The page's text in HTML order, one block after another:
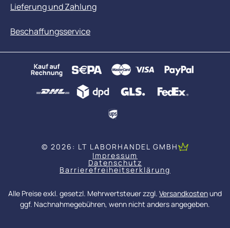
Lieferung und Zahlung
Beschaffungsservice
© 2026: LT LABORHANDEL GMBH
Impressum
Datenschutz
Barrierefreiheitserklärung
Alle Preise exkl. gesetzl. Mehrwertsteuer zzgl. Versandkostenund
ggf. Nachnahmegebühren, wenn nicht anders angegeben.